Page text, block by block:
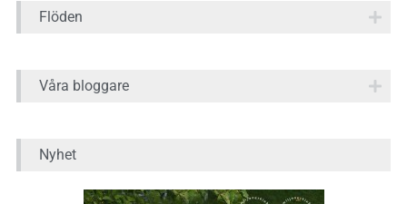
Flöden
Våra bloggare
Nyhet